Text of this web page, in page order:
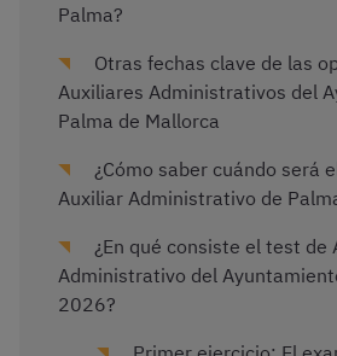
Palma?
Otras fechas clave de las
Auxiliares Administrativos del
Palma de Mallorca
¿Cómo saber cuándo será
Auxiliar Administrativo de
¿En qué consiste el test de
Administrativo del
2026?